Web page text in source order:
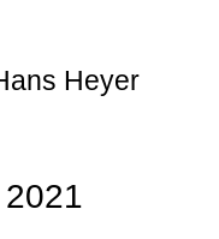
Heyer